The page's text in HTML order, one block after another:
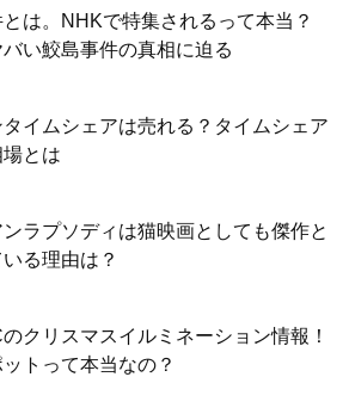
は。NHKで特集されるって本当？
い鮫島事件の真相に迫る
タイムシェアは売れる？タイムシェア
とは
ラプソディは猫映画としても傑作と
る理由は？
クリスマスイルミネーション情報！
トって本当なの？